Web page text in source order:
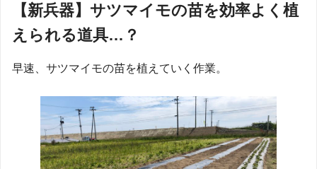
【新兵器】サツマイモの苗を効率よく植
えられる道具…？
早速、サツマイモの苗を植えていく作業。